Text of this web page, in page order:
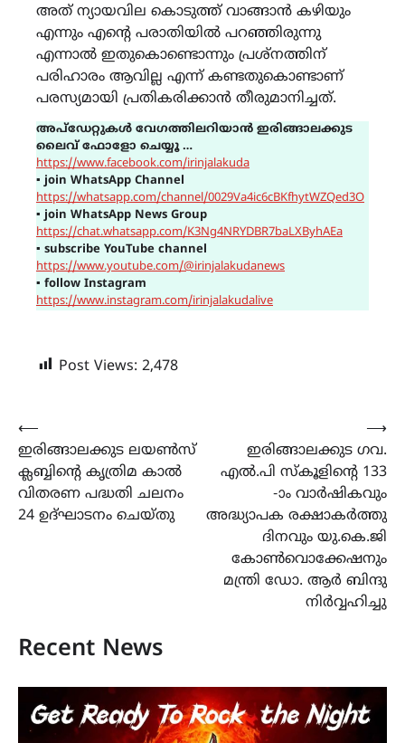
അത് ന്യായവില കൊടുത്ത് വാങ്ങാൻ കഴിയും
എന്നും എന്റെ പരാതിയിൽ പറഞ്ഞിരുന്നു
എന്നാൽ ഇതുകൊണ്ടൊന്നും പ്രശ്നത്തിന്
പരിഹാരം ആവില്ല എന്ന് കണ്ടതുകൊണ്ടാണ്
പരസ്യമായി പ്രതികരിക്കാൻ തീരുമാനിച്ചത്.
അപ്ഡേറ്റുകൾ വേഗത്തിലറിയാൻ ഇരിങ്ങാലക്കുട
ലൈവ് ഫോളോ ചെയ്യൂ …
https://www.facebook.com/irinjalakuda
▪ join WhatsApp Channel
https://whatsapp.com/channel/0029Va4ic6cBKfhytWZQed3O
▪ join WhatsApp News Group
https://chat.whatsapp.com/K3Ng4NRYDBR7baLXByhAEa
▪ subscribe YouTube channel
https://www.youtube.com/@irinjalakudanews
▪ follow Instagram
https://www.instagram.com/irinjalakudalive
Post Views: 2,478
Post
navigation
⟵
ഇരിങ്ങാലക്കുട ലയൺസ്
ക്ലബ്ബിന്റെ കൃത്രിമ കാൽ
വിതരണ പദ്ധതി ചലനം
24 ഉദ്ഘാടനം ചെയ്തു
ഇരിങ്ങാലക്കുട ഗവ.
എൽ.പി സ്കൂളിന്റെ 133
-ാം വാർഷികവും
അദ്ധ്യാപക രക്ഷാകർത്തു
ദിനവും യു.കെ.ജി
കോൺവൊക്കേഷനും
മന്ത്രി ഡോ. ആർ ബിന്ദു
നിർവ്വഹിച്ചു
⟶
Recent News